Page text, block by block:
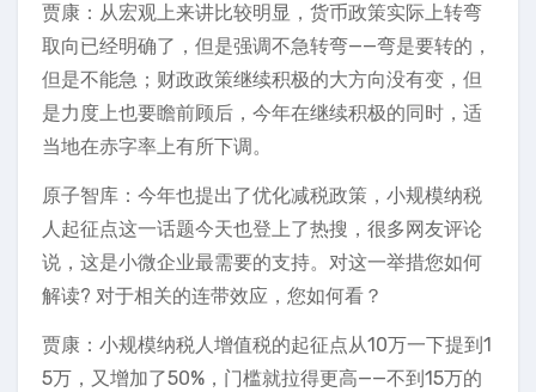
贾康：从宏观上来讲比较明显，货币政策实际上转弯
取向已经明确了，但是强调不急转弯——弯是要转的，
但是不能急；财政政策继续积极的大方向没有变，但
是力度上也要瞻前顾后，今年在继续积极的同时，适
当地在赤字率上有所下调。
原子智库：今年也提出了优化减税政策，小规模纳税
人起征点这一话题今天也登上了热搜，很多网友评论
说，这是小微企业最需要的支持。对这一举措您如何
解读? 对于相关的连带效应，您如何看？
贾康：小规模纳税人增值税的起征点从10万一下提到1
5万，又增加了50%，门槛就拉得更高——不到15万的